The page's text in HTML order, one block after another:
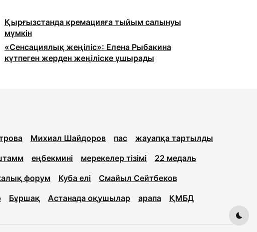
Қырғызстанда кремацияға тыйым салынуы
мүмкін
«Сенсациялық жеңіліс»: Елена Рыбакина
күтпеген жерден жеңіліске ұшырады
Михиал Шайдоров пас
жауапқа тартылды
еңбекмині мерекелер тізімі
22 медаль
форум Куба елі
Смайыл Сейтбеков
Бұршақ Астанада оқушылар арапа
ҚМБД